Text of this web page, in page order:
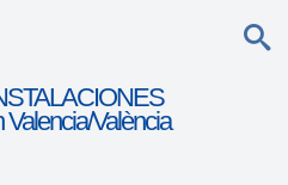
València